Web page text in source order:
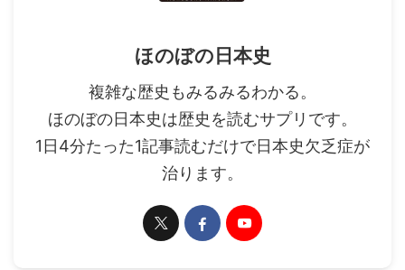
ほのぼの日本史
複雑な歴史もみるみるわかる。
ほのぼの日本史は歴史を読むサプリです。
1日4分たった1記事読むだけで日本史欠乏症が
治ります。